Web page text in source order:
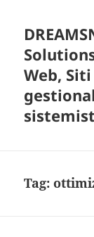
Web,
Tag: